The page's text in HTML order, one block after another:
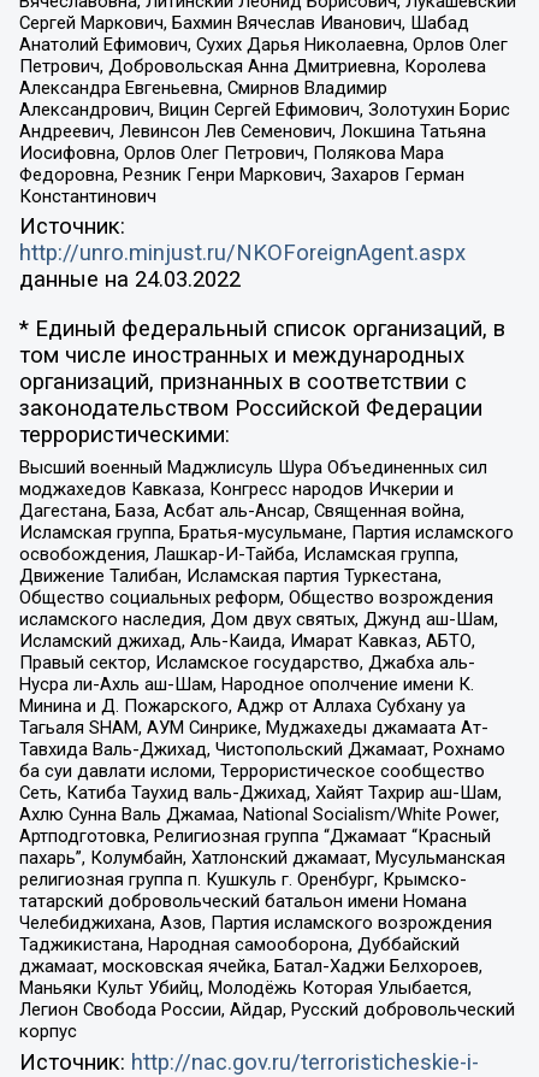
Сергей Маркович, Бахмин Вячеслав Иванович, Шабад
Анатолий Ефимович, Сухих Дарья Николаевна, Орлов Олег
Петрович, Добровольская Анна Дмитриевна, Королева
Александра Евгеньевна, Смирнов Владимир
Александрович, Вицин Сергей Ефимович, Золотухин Борис
Андреевич, Левинсон Лев Семенович, Локшина Татьяна
Иосифовна, Орлов Олег Петрович, Полякова Мара
Федоровна, Резник Генри Маркович, Захаров Герман
Константинович
Источник:
http://unro.minjust.ru/NKOForeignAgent.aspx
данные на 24.03.2022
* Единый федеральный список организаций, в
том числе иностранных и международных
организаций, признанных в соответствии с
законодательством Российской Федерации
террористическими:
Высший военный Маджлисуль Шура Объединенных сил
моджахедов Кавказа, Конгресс народов Ичкерии и
Дагестана, База, Асбат аль-Ансар, Священная война,
Исламская группа, Братья-мусульмане, Партия исламского
освобождения, Лашкар-И-Тайба, Исламская группа,
Движение Талибан, Исламская партия Туркестана,
Общество социальных реформ, Общество возрождения
исламского наследия, Дом двух святых, Джунд аш-Шам,
Исламский джихад, Аль-Каида, Имарат Кавказ, АБТО,
Правый сектор, Исламское государство, Джабха аль-
Нусра ли-Ахль аш-Шам, Народное ополчение имени К.
Минина и Д. Пожарского, Аджр от Аллаха Субхану уа
Тагьаля SHAM, АУМ Синрике, Муджахеды джамаата Ат-
Тавхида Валь-Джихад, Чистопольский Джамаат, Рохнамо
ба суи давлати исломи, Террористическое сообщество
Сеть, Катиба Таухид валь-Джихад, Хайят Тахрир аш-Шам,
Ахлю Сунна Валь Джамаа, National Socialism/White Power,
Артподготовка, Религиозная группа “Джамаат “Красный
пахарь”, Колумбайн, Хатлонский джамаат, Мусульманская
религиозная группа п. Кушкуль г. Оренбург, Крымско-
татарский добровольческий батальон имени Номана
Челебиджихана, Азов, Партия исламского возрождения
Таджикистана, Народная самооборона, Дуббайский
джамаат, московская ячейка, Батал-Хаджи Белхороев,
Маньяки Культ Убийц, Молодёжь Которая Улыбается,
Легион Свобода России, Айдар, Русский добровольческий
корпус
Источник: http://nac.gov.ru/terroristicheskie-i-